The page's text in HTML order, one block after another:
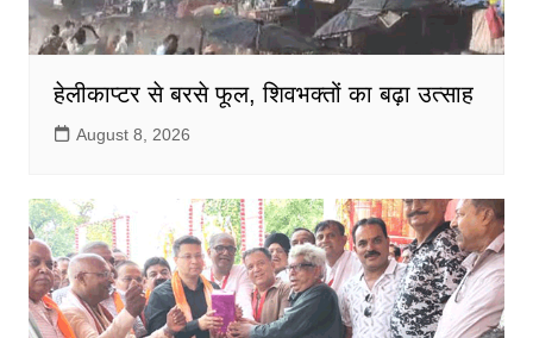
हेलीकाप्टर से बरसे फूल, शिवभक्तों का बढ़ा उत्साह
August 8, 2026